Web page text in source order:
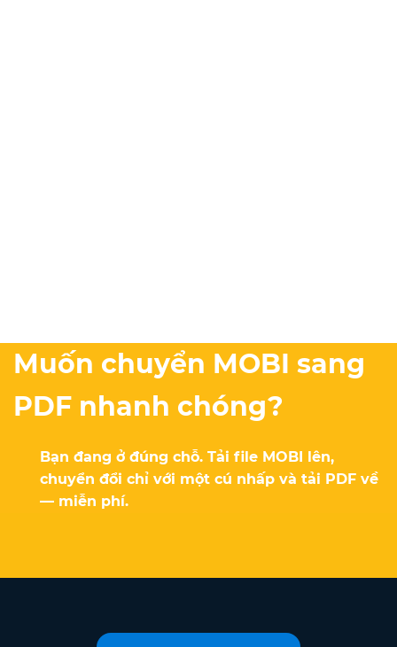
Muốn chuyển MOBI sang
PDF nhanh chóng?
Bạn đang ở đúng chỗ. Tải file MOBI lên,
chuyển đổi chỉ với một cú nhấp và tải PDF về
— miễn phí.